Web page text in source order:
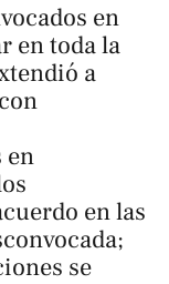
en
en toda la
a
en
en las
se